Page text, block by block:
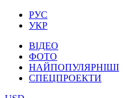
РУС
УКР
ВІДЕО
ФОТО
НАЙПОПУЛЯРНІШІ
СПЕЦПРОЕКТИ